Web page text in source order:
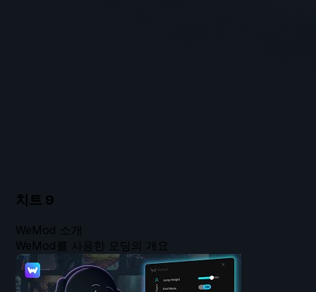
치트 9
WeMod 소개
WeMod를 사용한 모딩의 개요